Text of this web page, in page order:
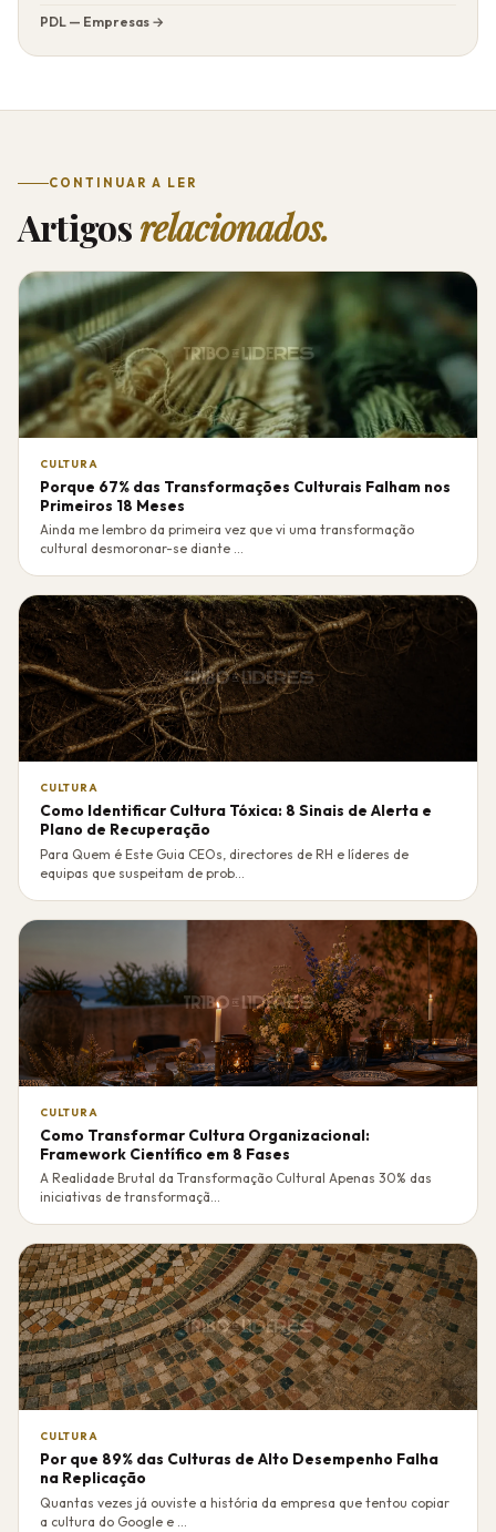
PDL — Empresas →
CONTINUAR A LER
Artigosrelacionados.
CULTURA
Porque 67% das Transformações Culturais Falham nos
Primeiros 18 Meses
Ainda me lembro da primeira vez que vi uma transformação
cultural desmoronar-se diante ...
CULTURA
Como Identificar Cultura Tóxica: 8 Sinais de Alerta e
Plano de Recuperação
Para Quem é Este Guia CEOs, directores de RH e líderes de
equipas que suspeitam de prob...
CULTURA
Como Transformar Cultura Organizacional:
Framework Científico em 8 Fases
A Realidade Brutal da Transformação Cultural Apenas 30% das
iniciativas de transformaçã...
CULTURA
Por que 89% das Culturas de Alto Desempenho Falha
na Replicação
Quantas vezes já ouviste a história da empresa que tentou copiar
a cultura do Google e ...